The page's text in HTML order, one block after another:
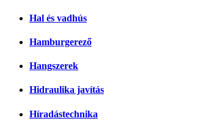
Hal és vadhús
Hamburgerező
Hangszerek
Hidraulika javítás
Híradástechnika